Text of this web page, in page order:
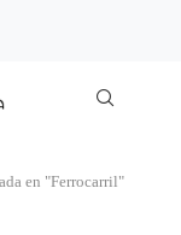
en "Ferrocarril"